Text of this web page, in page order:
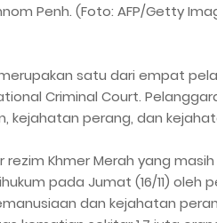
Penh. (Foto: AFP/Getty
satu dari empat
Criminal Court.
kejahatan perang, dan
rezim Khmer Merah yang
pada Jumat (16/11) oleh
dan kejahatan